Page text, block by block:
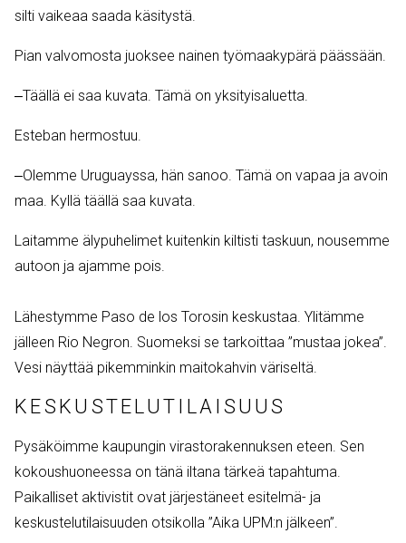
silti vaikeaa saada käsitystä.
Pian valvomosta juoksee nainen työmaakypärä päässään.
‒Täällä ei saa kuvata. Tämä on yksityisaluetta.
Esteban hermostuu.
‒Olemme Uruguayssa, hän sanoo. Tämä on vapaa ja avoin
maa. Kyllä täällä saa kuvata.
Laitamme älypuhelimet kuitenkin kiltisti taskuun, nousemme
autoon ja ajamme pois.
Lähestymme Paso de los Torosin keskustaa. Ylitämme
jälleen Rio Negron. Suomeksi se tarkoittaa ”mustaa jokea”.
Vesi näyttää pikemminkin maitokahvin väriseltä.
KESKUSTELUTILAISUUS
Pysäköimme kaupungin virastorakennuksen eteen. Sen
kokoushuoneessa on tänä iltana tärkeä tapahtuma.
Paikalliset aktivistit ovat järjestäneet esitelmä- ja
keskustelutilaisuuden otsikolla ”Aika UPM:n jälkeen”.